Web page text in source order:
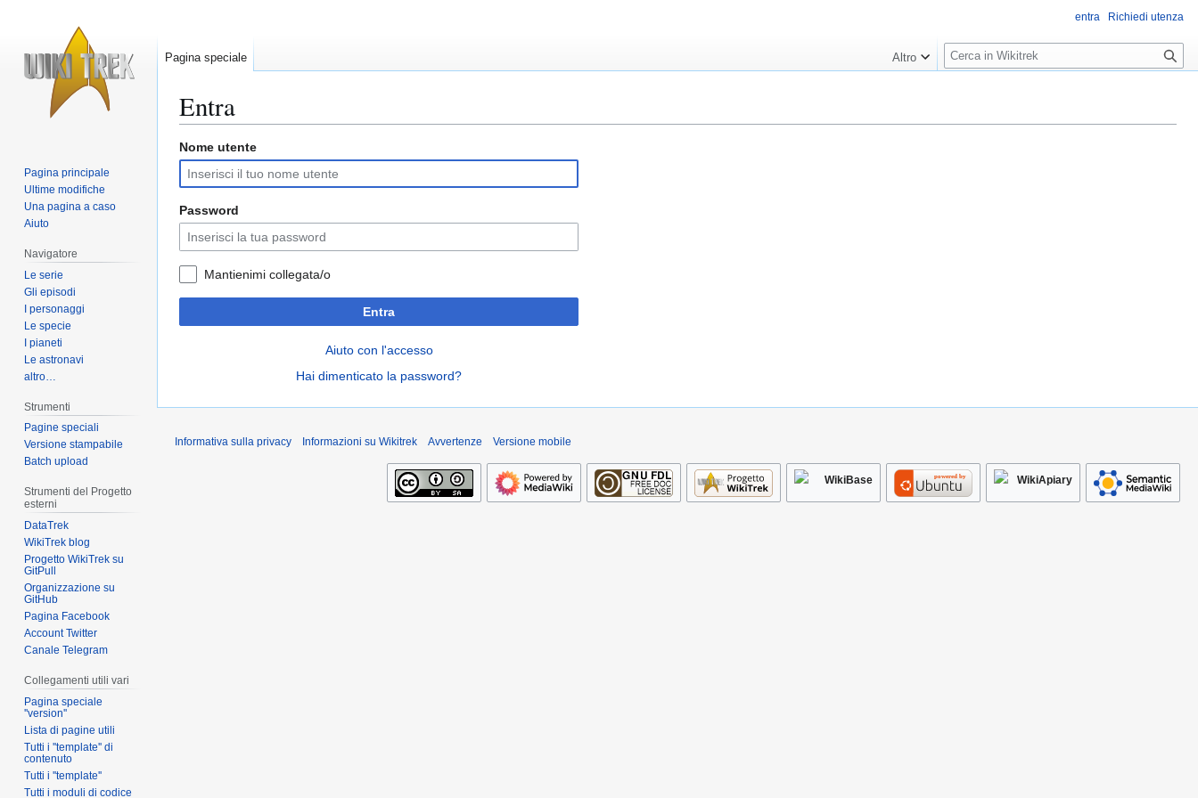
Entra
Vai
alla
navigazione
Vai
alla
ricerca
Nome utente
Password
Mantienimi collegata/o
Entra
Aiuto con l'accesso
Hai dimenticato la password?
entra Richiedi utenza
Pagina speciale Altro
R
i
r
Pagina principale
Ultime modifiche
Una pagina a caso
Aiuto
Navigatore
Le serie
Gli episodi
I personaggi
Le specie
I pianeti
Le astronavi
altro…
Strumenti
Pagine speciali
Versione stampabile
Batch upload
Strumenti del Progetto
esterni
DataTrek
WikiTrek blog
Progetto WikiTrek su
GitPull
Organizzazione su
GitHub
Pagina Facebook
Account Twitter
Canale Telegram
Collegamenti utili vari
Pagina speciale
''version''
Lista di pagine utili
Tutti i ''template'' di
contenuto
Tutti i ''template''
Tutti i moduli di codice
Informativa sulla privacy Informazioni su Wikitrek Avvertenze Versione mobile